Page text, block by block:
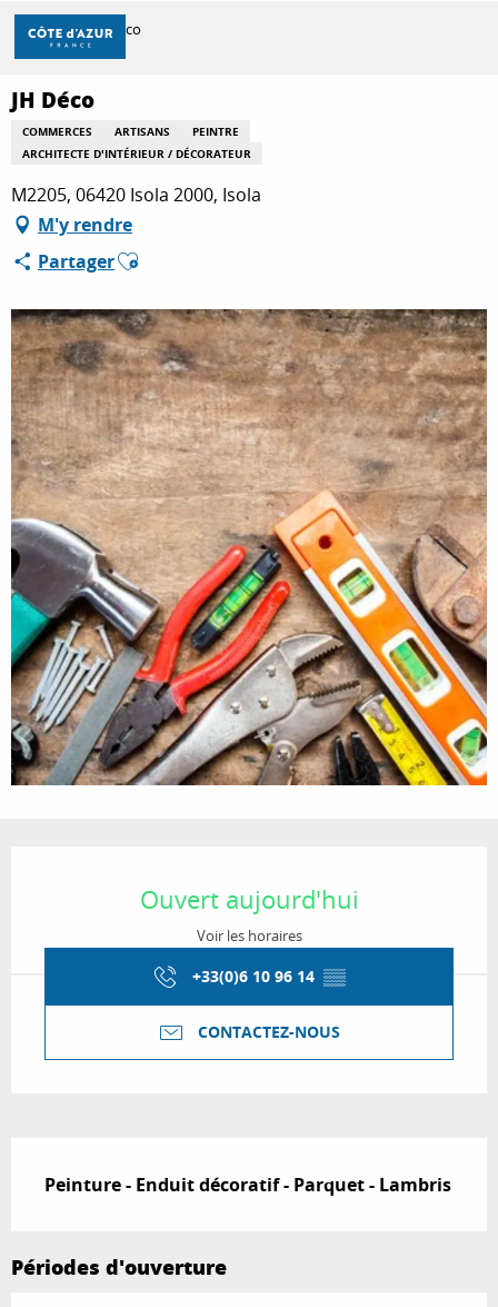
Aller
contenu
principal
DÉCOUVRIR
À FAIRE
SÉJOURNER
Accueil JH Déco
JH Déco
COMMERCES ARTISANS
PEINTRE
ARCHITECTE D'INTÉRIEUR / DÉCORATEUR
M2205, 06420 Isola 2000, Isola
M'y rendre
PartagerAjouter aux favoris
Ouvert aujourd'hui
Voir les horaires
+33(0)6 10 96 14 ▒▒
CONTACTEZ-NOUS
Peinture - Enduit décoratif - Parquet - Lambris
Périodes d'ouverture